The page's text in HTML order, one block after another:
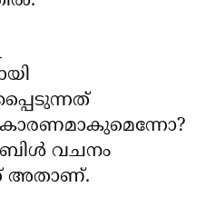
വചനം
അതാണ്.